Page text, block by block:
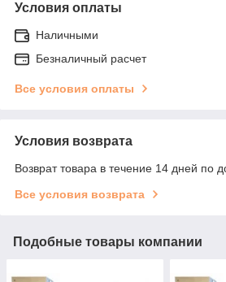
Условия оплаты
Наличными
Безналичный расчет
Все условия оплаты
Условия возврата
Возврат товара в течение 14 дней по
Все условия возврата
Подобные товары компании